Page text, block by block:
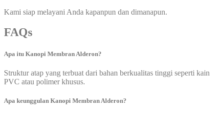
Kami siap melayani Anda kapanpun dan dimanapun.
FAQs
Apa itu Kanopi Membran Alderon?
Struktur atap yang terbuat dari bahan berkualitas tinggi seperti kain
PVC atau polimer khusus.
Apa keunggulan Kanopi Membran Alderon?